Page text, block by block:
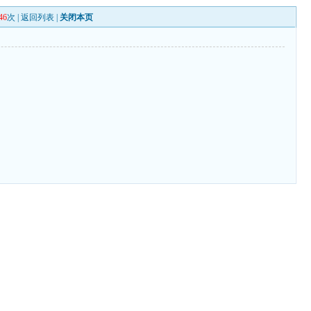
次 |返回列表 关闭本页